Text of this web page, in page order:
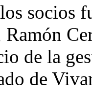
socios
Ramón
de la
de